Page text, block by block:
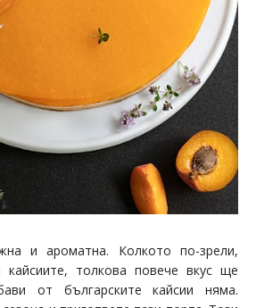
и ароматна. Колкото по-зрели,
кайсиите, толкова повече вкус ще
от българските кайсии няма.